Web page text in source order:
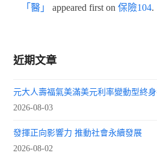
「醫」 appeared first on 保險104.
近期文章
元大人壽福氣美滿美元利率變動型終
2026-08-03
發揮正向影響力 推動社會永續發展
2026-08-02